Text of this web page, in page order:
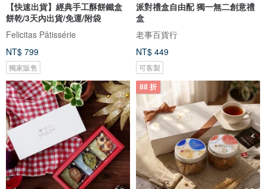
【快速出貨】經典手工酥餅鐵盒
餅乾/3天內出貨/免運/附袋
Felicitas Pâtissérie
NT$ 799
獨家販售
派對禮盒自由配 獨一無二創意禮
盒
老事百貨行
NT$ 449
可客製
88 折